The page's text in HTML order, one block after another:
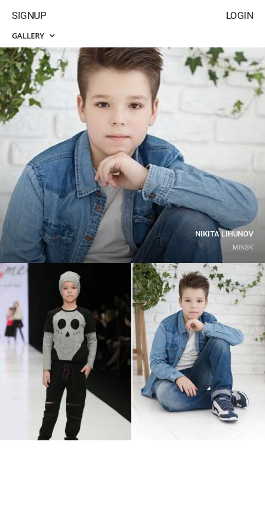
LOGIN
SIGNUP
GALLERY
NIKITA LIHUNOV
MINSK